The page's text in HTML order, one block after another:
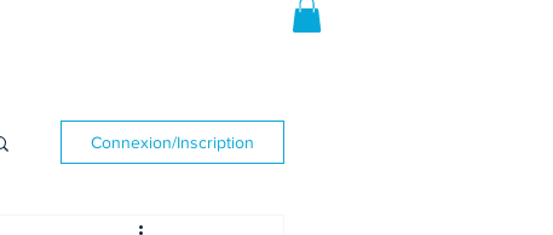
Connexion/Inscription